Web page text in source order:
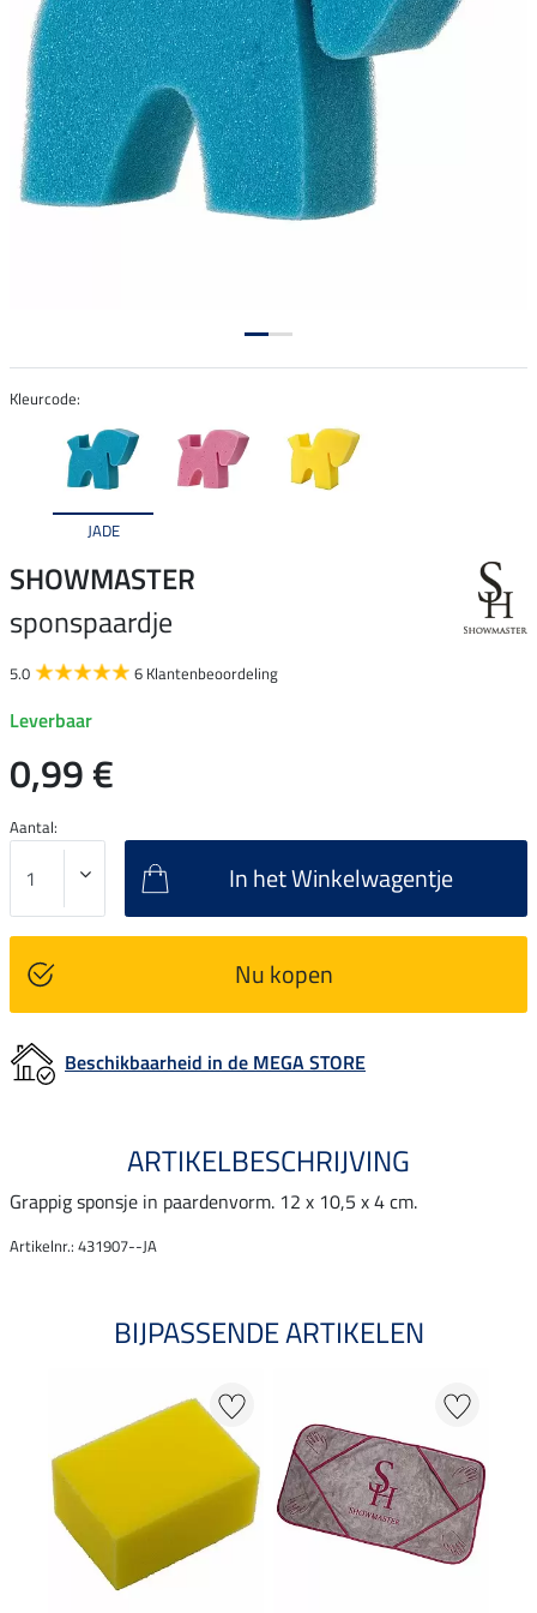
Kleurcode:
JADE
SHOWMASTER
sponspaardje
5.0 6 Klantenbeoordeling
Leverbaar
0,99 €
Aantal:
In het Winkelwagentje
Nu kopen
Beschikbaarheid in de MEGA STORE
ARTIKELBESCHRIJVING
Grappig sponsje in paardenvorm. 12 x 10,5 x 4 cm.
Artikelnr.: 431907--JA
BIJPASSENDE ARTIKELEN